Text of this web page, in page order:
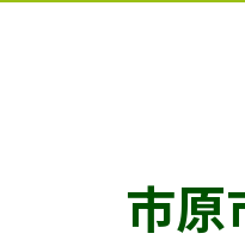
市原